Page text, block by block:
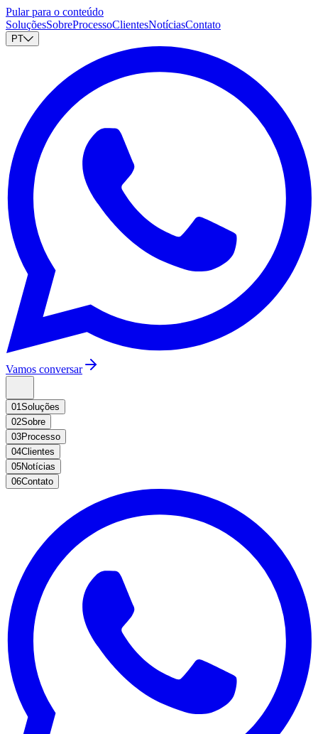
Pular para o conteúdo
SoluçõesSobreProcessoClientesNotíciasContato
PT
Vamos conversar
01Soluções
02Sobre
03Processo
04Clientes
05Notícias
06Contato